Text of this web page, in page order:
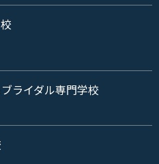
ライダル専門学校